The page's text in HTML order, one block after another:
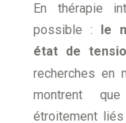
En thérapie
possible : le
état de
recherches en
montrent
étroitement